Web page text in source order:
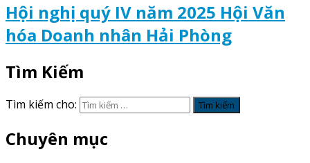
Hội nghị quý IV năm 2025 Hội Văn
hóa Doanh nhân Hải Phòng
Tìm Kiếm
Tìm kiếm cho:
Chuyên mục